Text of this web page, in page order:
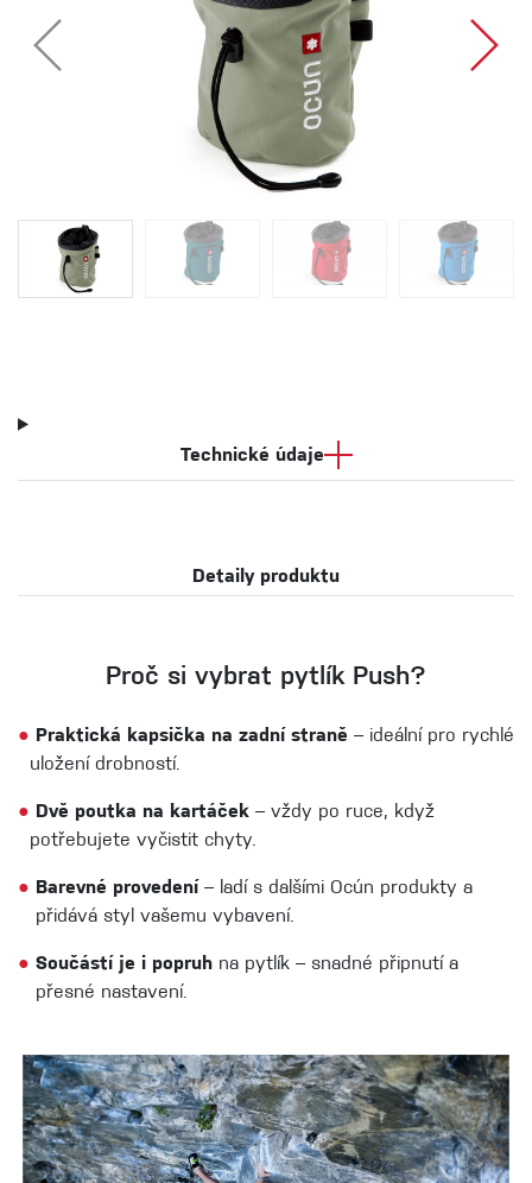
Technické údaje
Detaily produktu
Proč si vybrat pytlík Push?
● Praktická kapsička na zadní straně – ideální pro rychlé
uložení drobností.
● Dvě poutka na kartáček – vždy po ruce, když
potřebujete vyčistit chyty.
● Barevné provedení – ladí s dalšími Ocún produkty a
přidává styl vašemu vybavení.
● Součástí je i popruh na pytlík – snadné připnutí a
přesné nastavení.